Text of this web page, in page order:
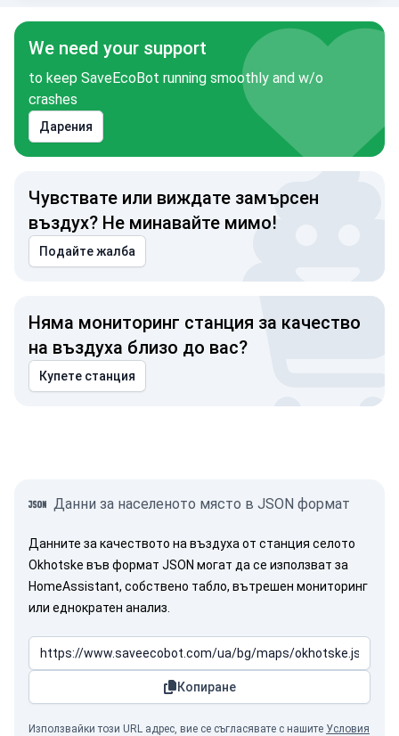
We need your support
to keep SaveEcoBot running smoothly and w/o
crashes
Дарения
Чувствате или виждате замърсен
въздух? Не минавайте мимо!
Подайте жалба
Няма мониторинг станция за качество
на въздуха близо до вас?
Купете станция
Данни за населеното място в JSON формат
Данните за качеството на въздуха от станция селото
Okhotske във формат JSON могат да се използват за
HomeAssistant, собствено табло, вътрешен мониторинг
или еднократен анализ.
Копиране
Използвайки този URL адрес, вие се съгласявате с нашите Условия